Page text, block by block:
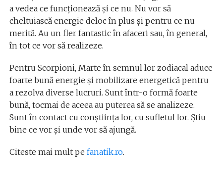
a vedea ce funcționează și ce nu. Nu vor să
cheltuiască energie deloc în plus și pentru ce nu
merită. Au un fler fantastic în afaceri sau, în general,
în tot ce vor să realizeze.
Pentru Scorpioni, Marte în semnul lor zodiacal aduce
foarte bună energie și mobilizare energetică pentru
a rezolva diverse lucruri. Sunt într-o formă foarte
bună, tocmai de aceea au puterea să se analizeze.
Sunt în contact cu conștiința lor, cu sufletul lor. Știu
bine ce vor și unde vor să ajungă.
Citeste mai mult pe fanatik.ro.